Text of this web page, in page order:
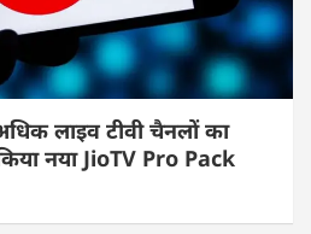
लाइव टीवी चैनलों का
नया JioTV Pro Pack